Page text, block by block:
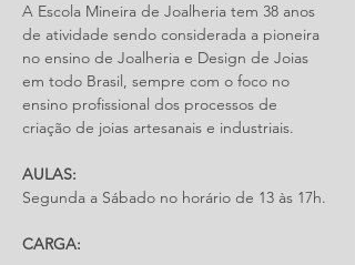
A Escola Mineira de Joalheria tem 38 anos
de atividade sendo considerada a pioneira
no ensino de Joalheria e Design de Joias
em todo Brasil, sempre com o foco no
ensino profissional dos processos de
criação de joias artesanais e industriais.
AULAS:
Segunda a Sábado no horário de 13 às 17h.
CARGA: